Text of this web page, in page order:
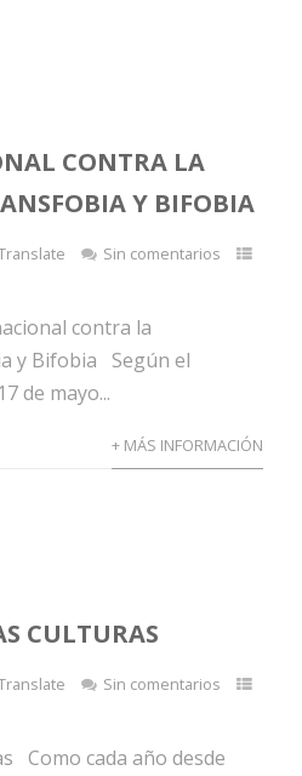
CONTRA LA
Y BIFOBIA
Sin comentarios
contra la
y Bifobia Según el
de mayo...
+ MÁS INFORMACIÓN
CULTURAS
Sin comentarios
Como cada año desde